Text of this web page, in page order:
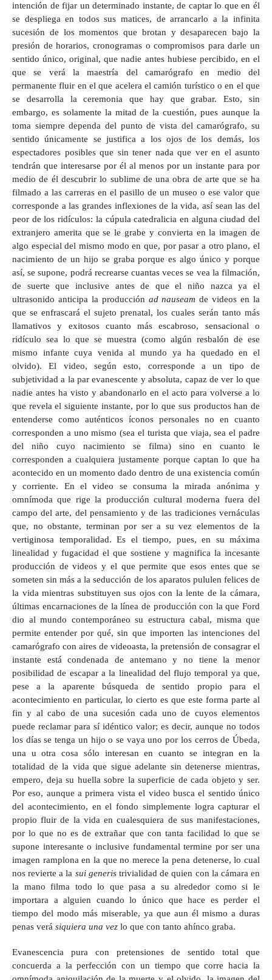
intención de fijar un determinado instante, de captar lo que en él
se despliega en todos sus matices, de arrancarlo a la infinita
sucesión de los momentos que brotan y desaparecen bajo la
presión de horarios, cronogramas o compromisos para darle un
sentido único, original, que nadie antes hubiese percibido, en el
que se verá la maestría del camarógrafo en medio del
permanente fluir en el que acelera el camión turístico o en el que
se desarrolla la ceremonia que hay que grabar. Esto, sin
embargo, es solamente la mitad de la cuestión, pues aunque la
toma siempre dependa del punto de vista del camarógrafo, su
sentido únicamente se justifica a los ojos de los demás, los
espectadores posibles que sin tener nada que ver en el asunto
tendrán que interesarse por él al menos por un instante para por
medio de él descubrir lo sublime de una obra de arte que se ha
filmado a las carreras en el pasillo de un museo o ese valor que
corresponde a las grandes inflexiones de la vida, así sean las del
peor de los ridículos: la cúpula catedralicia en alguna ciudad del
extranjero amerita que se le grabe y convierta en la imagen de
algo especial del mismo modo en que, por pasar a otro plano, el
nacimiento de un hijo se graba porque es algo único y porque
así, se supone, podrá recrearse cuantas veces se vea la filmación,
de suerte que inclusive antes de que el niño nazca ya el
ultrasonido anticipa la producción ad nauseam de videos en la
que se enfrascará el sujeto prenatal, los cuales serán tanto más
llamativos y exitosos cuanto más escabroso, sensacional o
ridículo sea lo que se muestra (como algún resbalón de ese
mismo infante cuya venida al mundo ya ha quedado en el
olvido). El video, según esto, corresponde a un tipo de
subjetividad a la par evanescente y absoluta, capaz de ver lo que
nadie antes ha visto y abandonarlo en el acto para volverse a lo
que revela el siguiente instante, por lo que sus productos han de
entenderse como auténticos íconos personales no en cuanto
corresponden a uno mismo (sea el turista que viaja, sea el padre
del niño cuyo nacimiento se filma) sino en cuanto le
corresponden a cualquiera justamente porque captan lo que ha
acontecido en un momento dado dentro de una existencia común
y corriente. En el video se consuma la mirada anónima y
omnímoda que rige la producción cultural moderna fuera del
campo del arte, del pensamiento y de las tradiciones vernáculas
que, no obstante, terminan por ser a su vez elementos de la
vertiginosa temporalidad. Es el tiempo, pues, en su máxima
linealidad y fugacidad el que sostiene y magnifica la incesante
producción de videos y el que permite que esos entes que se
someten sin más a la seducción de los aparatos pululen felices de
la vida mientras substituyen sus ojos con la lente de la cámara,
últimas encarnaciones de la línea de producción con la que Ford
dio al mundo contemporáneo su estructura cabal, misma que
permite entender por qué, sin que importen las intenciones del
camarógrafo con aires de videoasta, la pretensión de consagrar el
instante está condenada de antemano y no tiene la menor
posibilidad de escapar a la linealidad del flujo temporal ya que,
pese a la aparente búsqueda de sentido propio para el
acontecimiento en particular, lo cierto es que este forma parte al
fin y al cabo de una sucesión cada uno de cuyos elementos
puede reclamar para sí idéntico valor; es decir, aunque no todos
los días se tenga un hijo o se vaya uno por los cerros de Úbeda,
una u otra cosa sólo interesan en cuanto se integran en la
totalidad de la vida que sigue adelante sin detenerse mientras,
empero, deja su huella sobre la superficie de cada objeto y ser.
Por eso, aunque a primera vista el video busca el sentido único
del acontecimiento, en el fondo simplemente logra capturar el
propio fluir de la vida en cualesquiera de sus manifestaciones,
por lo que no es de extrañar que con tanta facilidad lo que se
supone interesante o inclusive fundamental termine por ser una
imagen ramplona en la que no merece la pena detenerse, lo cual
nos revierte a la sui generistrivialidad de quien con la cámara en
la mano filma todo lo que pasa a su alrededor como si le
importara a alguien cuando lo único que hace es perder el
tiempo del modo más miserable, ya que aun él mismo a duras
penas verá siquiera una vez lo que con tanto ahínco graba.
Evanescencia pura con pretensiones de sentido total que
concuerda a la perfección con un tiempo que corre hacia la